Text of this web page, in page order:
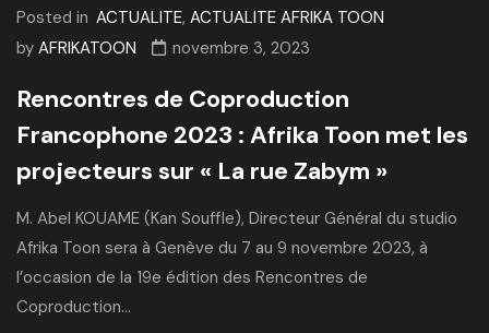
Posted in ACTUALITE, ACTUALITE AFRIKA TOON
by AFRIKATOON novembre 3, 2023
Rencontres de Coproduction
Francophone 2023 : Afrika Toon met les
projecteurs sur « La rue Zabym »
M. Abel KOUAME (Kan Souffle), Directeur Général du studio
Afrika Toon sera à Genève du 7 au 9 novembre 2023, à
l’occasion de la 19e édition des Rencontres de
Coproduction...